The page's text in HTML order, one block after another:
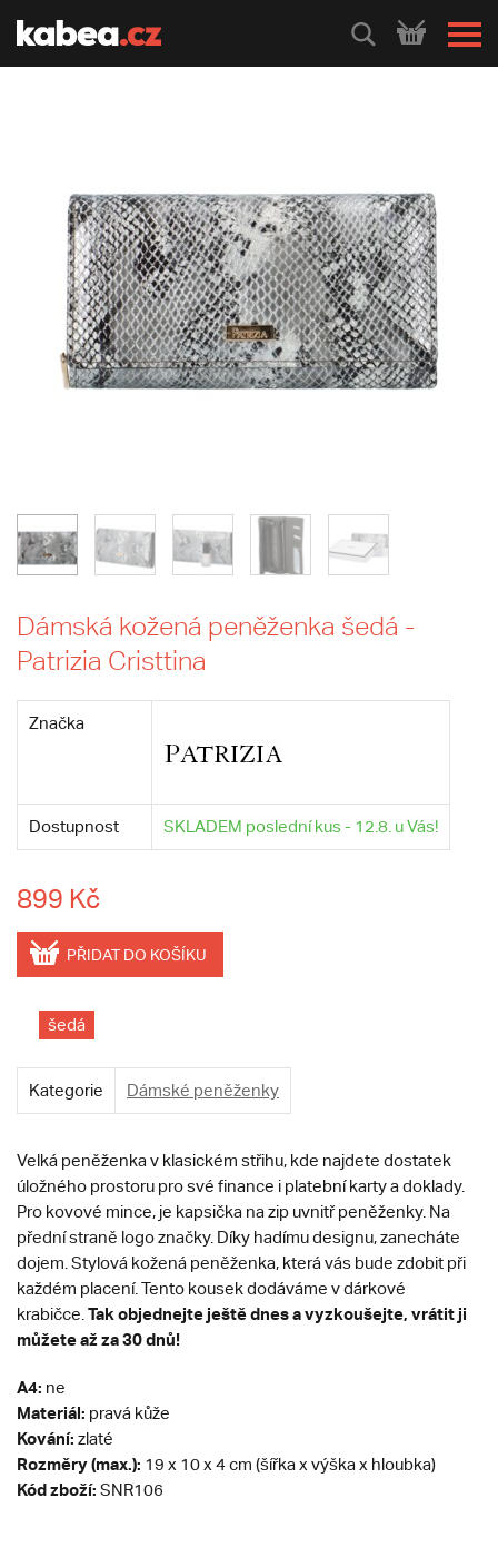
HLEDEJ
Dámská kožená peněženka šedá -
Patrizia Cristtina
Značka
Dostupnost SKLADEM poslední kus - 12.8. u Vás!
899 Kč
PŘIDAT DO KOŠÍKU
šedá
Kategorie Dámské peněženky
Velká peněženka v klasickém střihu, kde najdete dostatek
úložného prostoru pro své finance i platební karty a doklady.
Pro kovové mince, je kapsička na zip uvnitř peněženky. Na
přední straně logo značky. Díky hadímu designu, zanecháte
dojem. Stylová kožená peněženka, která vás bude zdobit při
každém placení. Tento kousek dodáváme v dárkové
krabičce. Tak objednejte ještě dnes a vyzkoušejte, vrátit ji
můžete až za 30 dnů!
A4: ne
Materiál: pravá kůže
Kování: zlaté
Rozměry (max.): 19 x 10 x 4 cm (šířka x výška x hloubka)
Kód zboží: SNR106